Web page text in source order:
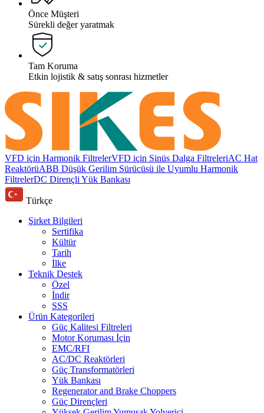
Önce Müşteri
Sürekli değer yaratmak
Tam Koruma
Etkin lojistik & satış sonrası hizmetler
VFD için Harmonik FiltrelerVFD için Sinüs Dalga FiltreleriAC Hat
ReaktörüABB Düşük Gerilim Sürücüsü ile Uyumlu Harmonik
FiltrelerDC Dirençli Yük Bankası
Türkçe
Şirket Bilgileri
Sertifika
Kültür
Tarih
İlke
Teknik Destek
Özel
İndir
SSS
Ürün Kategorileri
Güç Kalitesi Filtreleri
Motor Koruması İçin
EMC/RFI
AC/DC Reaktörleri
Güç Transformatörleri
Yük Bankası
Regenerator and Brake Choppers
Güç Dirençleri